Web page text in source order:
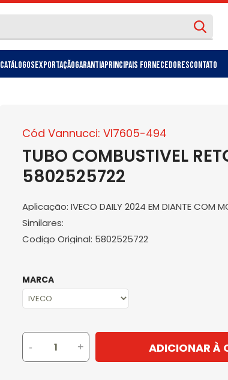
CatálogosExportaçãoGarantiaPrincipais FornecedoresContato
Cód Vannucci: VI7605-494
TUBO COMBUSTIVEL
5802525722
Aplicação: IVECO DAILY 2024 EM DIANTE COM
Similares:
Codigo Original: 5802525722
MARCA
- + ADICIONAR À